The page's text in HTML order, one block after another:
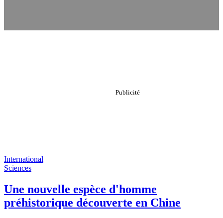
International
Sciences
Une nouvelle espèce d'homme
préhistorique découverte en Chine